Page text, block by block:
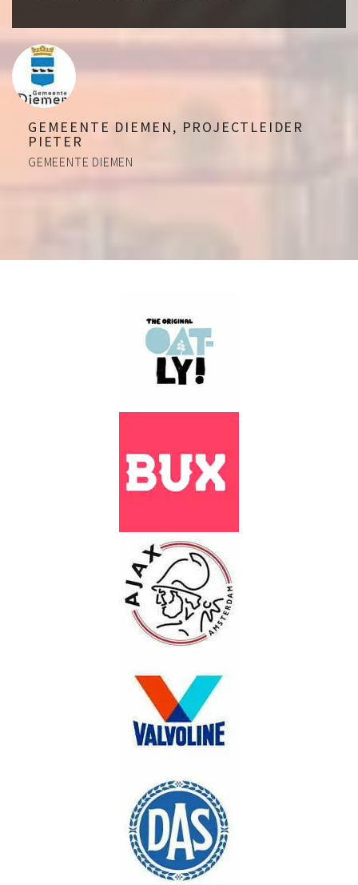
GEMEENTE DIEMEN, PROJECTLEIDER
PIETER
GEMEENTE DIEMEN